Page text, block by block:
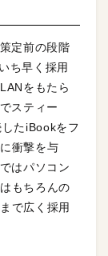
定前の段階
ち早く採用
をもたら
スティー
たiBookをフ
衝撃を与
はパソコン
もちろんの
で広く採用